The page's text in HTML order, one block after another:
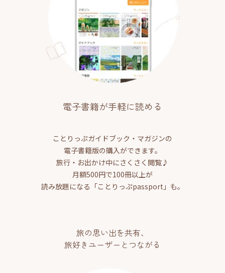
電子書籍が手軽に読める
ことりっぷガイドブック・マガジンの
電子書籍版の購入ができます。
旅行・お出かけ中にさくさく閲覧♪
月額500円で100冊以上が
読み放題になる「ことりっぷpassport」も。
旅の思い出を共有、
旅好きユーザーとつながる